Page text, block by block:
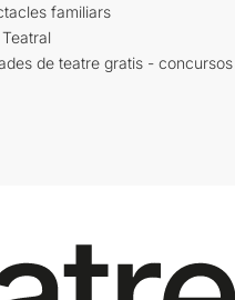
familiars
de teatre gratis - concursos